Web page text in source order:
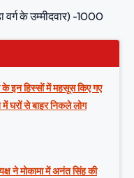
वर्ग के उम्मीदवार) -1000
इन हिस्सों में महसूस किए गए
से बाहर निकले लोग
ने मोकामा में अनंत सिंह की